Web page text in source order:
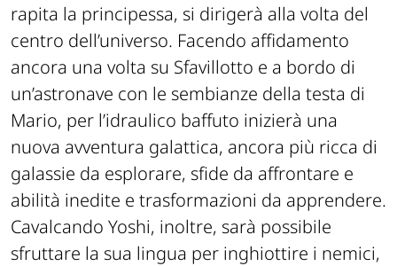
rapita la principessa, si dirigerà alla volta del
centro dell’universo. Facendo affidamento
ancora una volta su Sfavillotto e a bordo di
un’astronave con le sembianze della testa di
Mario, per l’idraulico baffuto inizierà una
nuova avventura galattica, ancora più ricca di
galassie da esplorare, sfide da affrontare e
abilità inedite e trasformazioni da apprendere.
Cavalcando Yoshi, inoltre, sarà possibile
sfruttare la sua lingua per inghiottire i nemici,